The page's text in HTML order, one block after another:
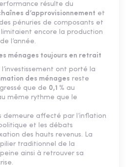
résulte du
d’approvisionnement et
pénuries de composants et
encore la production
l’année.
ménages toujours en retrait
ont porté la
des ménages reste
que de 0,1 % au
même rythme que le
demeure affecté par l’inflation
et les débats
des hauts revenus. La
traditionnel de la
ainsi à retrouver sa